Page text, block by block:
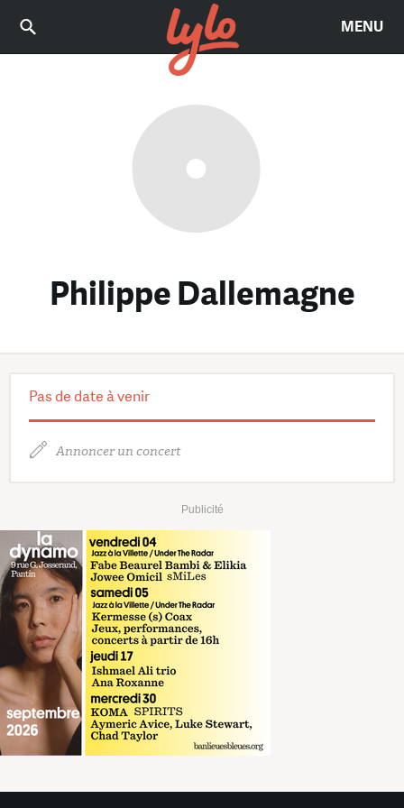
MENU
Philippe Dallemagne
Pas de date à venir
Annoncer un concert
Publicité